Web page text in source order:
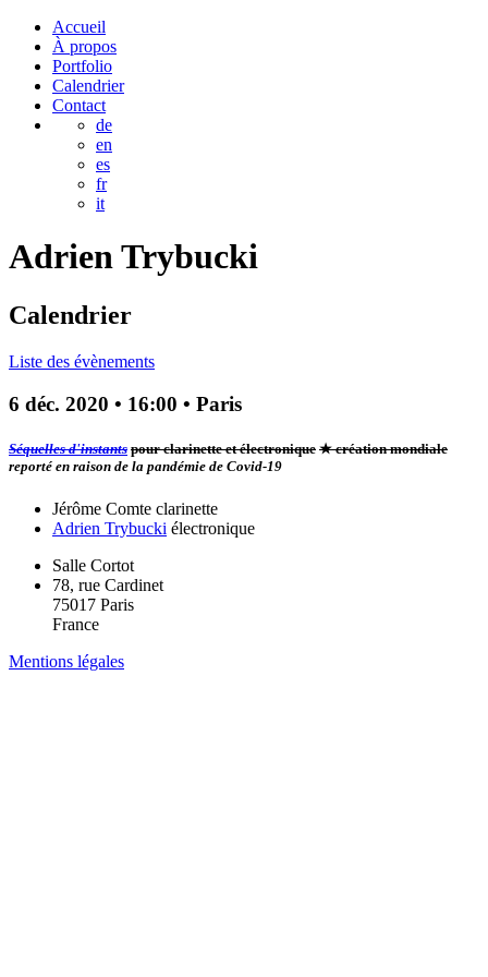
Accueil
À propos
Portfolio
Calendrier
Contact
de
en
es
fr
it
AdrienTrybucki
Calendrier
Liste des évènements
6 déc. 2020 • 16:00 • Paris
Séquelles d'instants pour clarinette et électronique ★ création mondiale
reporté en raison de la pandémie de Covid-19
Jérôme Comte clarinette
Adrien Trybucki électronique
Salle Cortot
78, rue Cardinet
75017 Paris
France
Mentions légales